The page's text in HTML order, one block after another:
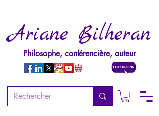
Ariane Bilheran
Philosophe, conférencière, auteur